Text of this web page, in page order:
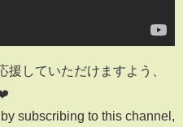
援していただけますよう、
subscribing to this channel,